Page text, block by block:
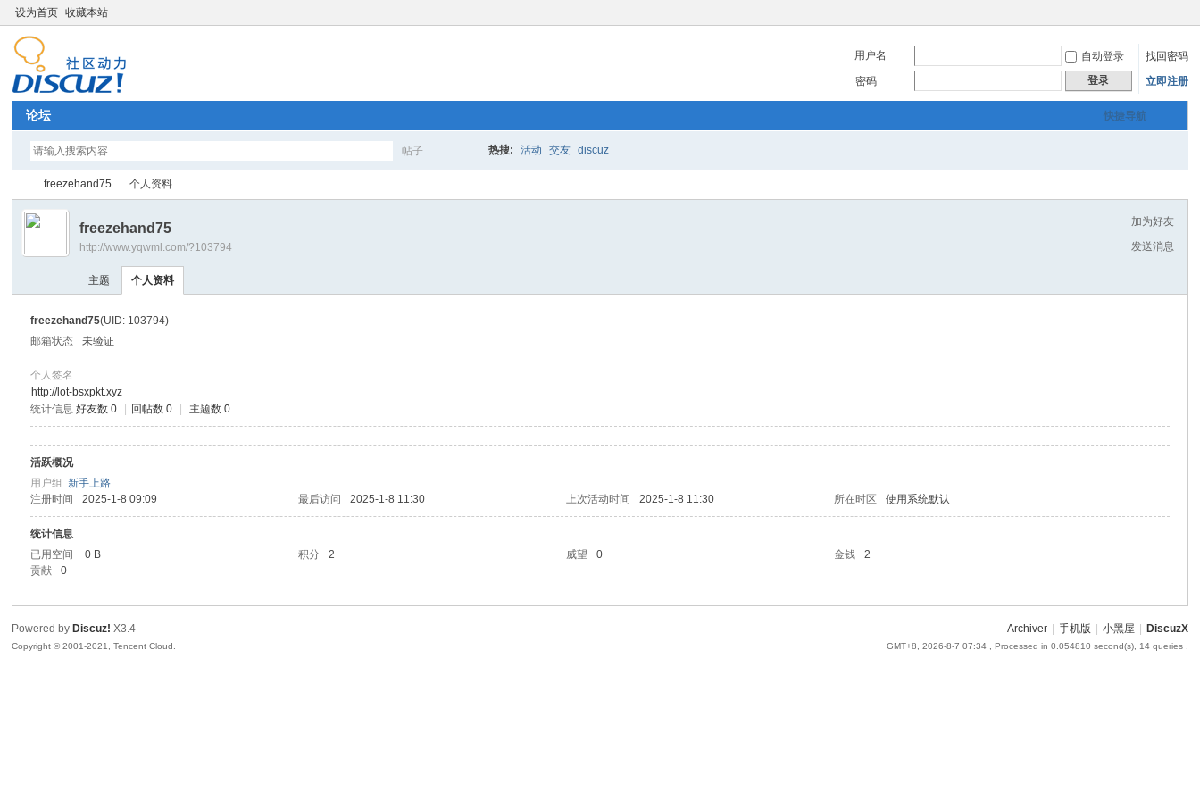
设为首页 收藏本站
用户名 自动登录
找回密码
密码
登录 立即注册
快捷导航
论坛
帖子 热搜: 活动 交友 discuz
›
freezehand75 个人资料
加为好友
发送消息
freezehand75
http://www.yqwml.com/?103794
主题 个人资料
freezehand75(UID: 103794)
邮箱状态
未验证
个人签名
http://lot-bsxpkt.xyz
统计信息 好友数 0 回帖数 0 主题数 0
活跃概况
用户组新手上路
注册时间
2025-1-8 09:09 最后访问 2025-1-8 11:30 上次活动时间 2025-1-8 11:30 所在时区 使用系统默认
统计信息
已用空间
0 B 积分 2 威望 0 金钱
2
贡献
0
Archiver 手机版 小黑屋 DiscuzX
GMT+8, 2026-8-7 07:34, Processed in 0.054810 second(s), 14 queries .
Powered by Discuz! X3.4
Copyright © 2001-2021, Tencent Cloud.